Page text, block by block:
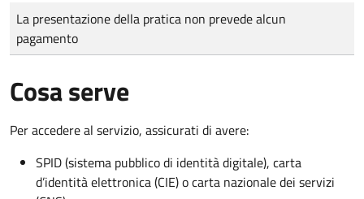
Tipo di pagamento
Importo
La presentazione della pratica non prevede alcun
pagamento
Cosa serve
Per accedere al servizio, assicurati di avere:
SPID (sistema pubblico di identità digitale), carta
d’identità elettronica (CIE) o carta nazionale dei servizi